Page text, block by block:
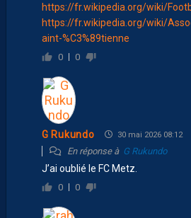
https://fr.wikipedia.org/wiki/
https://fr.wikipedia.org/wiki/
aint-%C3%89tienne
0 0
G Rukundo 30 mai 2026 08:12
En réponse à G Rukundo
J’ai oublié le FC Metz.
0 0